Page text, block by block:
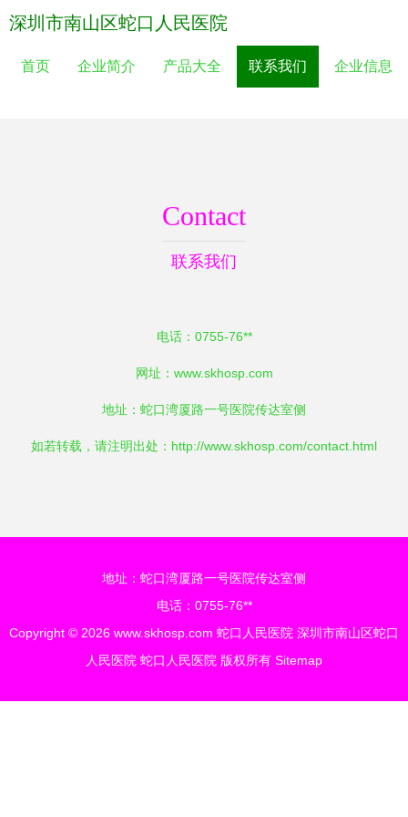
深圳市南山区蛇口人民医院
首页 企业简介 产品大全 联系我们 企业信息
Contact
联系我们
电话：0755-76**
网址： www.skhosp.com
地址：蛇口湾厦路一号医院传达室侧
如若转载，请注明出处：http://www.skhosp.com/contact.html
地址：蛇口湾厦路一号医院传达室侧
电话：0755-76**
Copyright © 2026 www.skhosp.com 蛇口人民医院 深圳市南山区蛇口
人民医院 蛇口人民医院 版权所有 Sitemap